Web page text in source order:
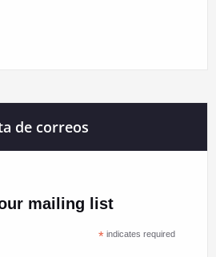
de correos
mailing list
*indicates required